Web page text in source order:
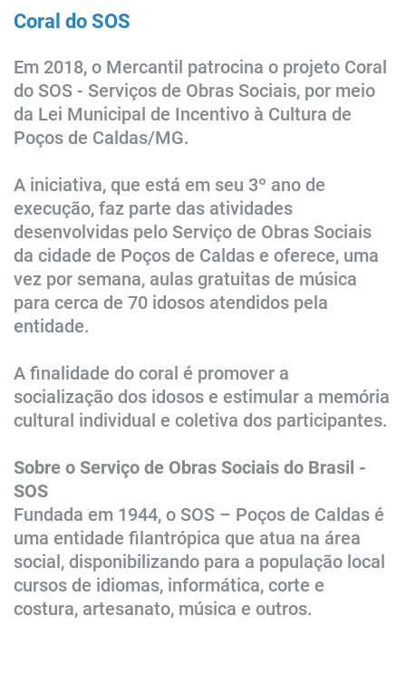
Coral do SOS
Em 2018, o Mercantil patrocina o projeto Coral
do SOS - Serviços de Obras Sociais, por meio
da Lei Municipal de Incentivo à Cultura de
Poços de Caldas/MG.
A iniciativa, que está em seu 3º ano de
execução, faz parte das atividades
desenvolvidas pelo Serviço de Obras Sociais
da cidade de Poços de Caldas e oferece, uma
vez por semana, aulas gratuitas de música
para cerca de 70 idosos atendidos pela
entidade.
A finalidade do coral é promover a
socialização dos idosos e estimular a memória
cultural individual e coletiva dos participantes.
Sobre o Serviço de Obras Sociais do Brasil -
SOS
Fundada em 1944, o SOS – Poços de Caldas é
uma entidade filantrópica que atua na área
social, disponibilizando para a população local
cursos de idiomas, informática, corte e
costura, artesanato, música e outros.